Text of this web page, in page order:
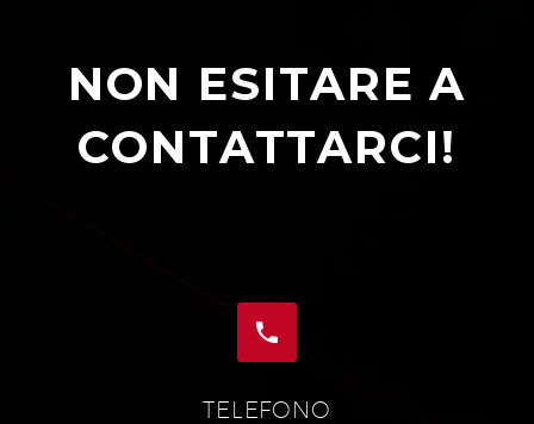
NON ESITARE A
CONTATTARCI!


TELEFONO